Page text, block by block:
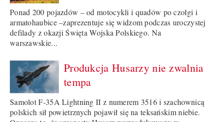
Ponad 200 pojazdów – od motocykli i quadów po czołgi i
armatohaubice –zaprezentuje się widzom podczas uroczystej
defilady z okazji Święta Wojska Polskiego. Na
warszawskie...
Produkcja Husarzy nie zwalnia
tempa
Samolot F-35A Lightning II z numerem 3516 i szachownicą
polskich sił powietrznych pojawił się na teksańskim niebie.